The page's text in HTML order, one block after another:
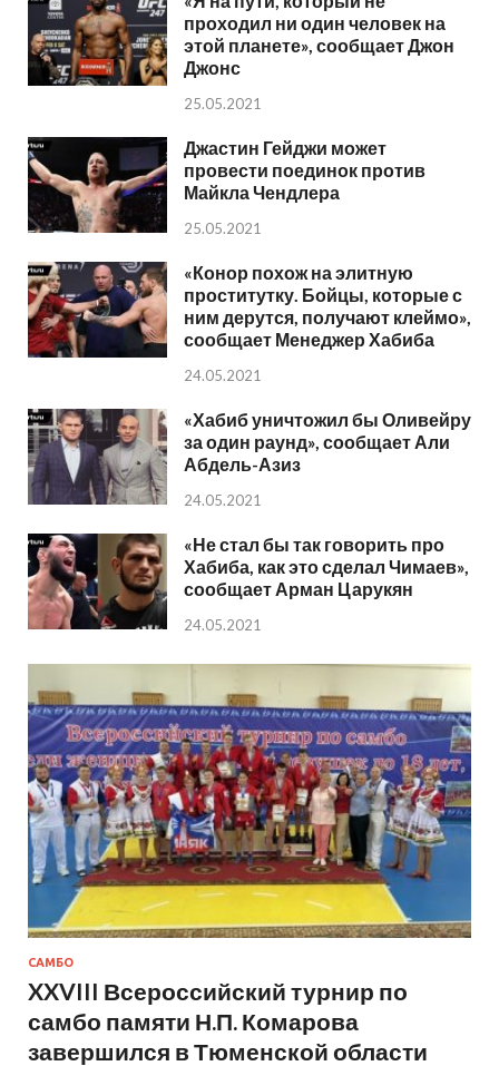
проходил ни один человек на
этой планете», сообщает Джон
Джонс
25.05.2021
Джастин Гейджи может
провести поединок против
Майкла Чендлера
25.05.2021
«Конор похож на элитную
проститутку. Бойцы, которые с
ним дерутся, получают клеймо»,
сообщает Менеджер Хабиба
24.05.2021
«Хабиб уничтожил бы Оливейру
за один раунд», сообщает Али
Абдель-Азиз
24.05.2021
«Не стал бы так говорить про
Хабиба, как это сделал Чимаев»,
сообщает Арман Царукян
24.05.2021
САМБО
XXVIII Всероссийский турнир по
самбо памяти Н.П. Комарова
завершился в Тюменской области